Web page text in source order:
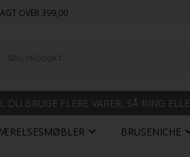
OVER 399,00
DU BRUGE FLERE VARER, SÅ RING
BRUSENICHE